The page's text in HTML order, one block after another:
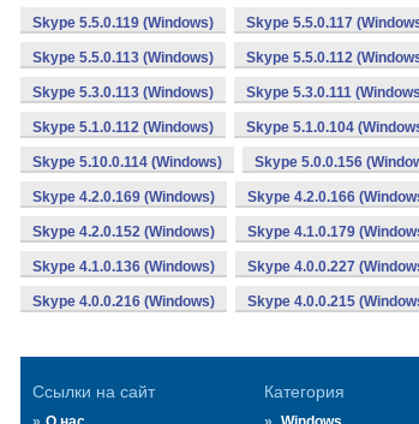
Skype 5.5.0.119 (Windows) Skype 5.5.0.117
Skype 5.5.0.113 (Windows) Skype 5.5.0.112
Skype 5.3.0.113 (Windows) Skype 5.3.0.111
Skype 5.1.0.112 (Windows) Skype 5.1.0.104
Skype 5.10.0.114 (Windows) Skype 5.0.0.156
Skype 4.2.0.169 (Windows) Skype 4.2.0.166
Skype 4.2.0.152 (Windows) Skype 4.1.0.179
Skype 4.1.0.136 (Windows) Skype 4.0.0.227
Skype 4.0.0.216 (Windows) Skype 4.0.0.215
Ссылки на сайт Категория